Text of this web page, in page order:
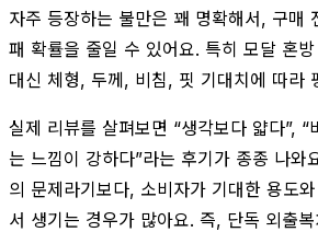
자주 등장하는 불만은 꽤 명확해서, 구매
패 확률을 줄일 수 있어요. 특히 모달 혼
대신 체형, 두께, 비침, 핏 기대치에 따라
실제 리뷰를 살펴보면 “생각보다 얇다”, “
는 느낌이 강하다”라는 후기가 종종 나와
의 문제라기보다, 소비자가 기대한 용도
서 생기는 경우가 많아요. 즉, 단독 외출